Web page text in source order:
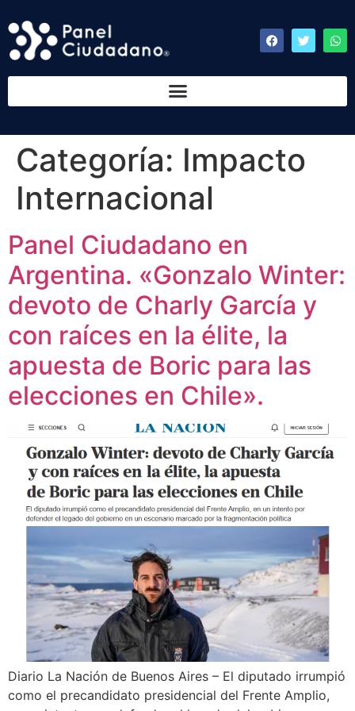
Categoría: Impacto
Internacional
Panel Ciudadano en
Argentina. «Gonzalo Winter:
devoto de Charly García y
con raíces en la élite, la
apuesta de Boric para las
elecciones en Chile».
Diario La Nación de Buenos Aires – El diputado irrumpió
como el precandidato presidencial del Frente Amplio,